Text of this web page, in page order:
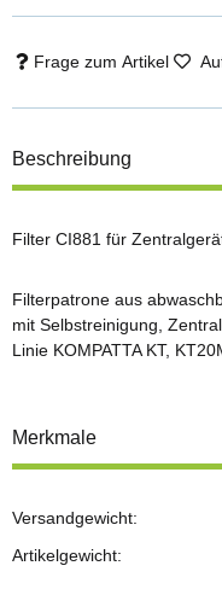
Frage zum Artikel
Beschreibung
Filter CI881 für
Filterpatrone aus
mit Selbstreinigung,
Linie KOMPATTA KT,
Merkmale
Versandgewicht:
Artikelgewicht: